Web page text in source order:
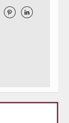
 